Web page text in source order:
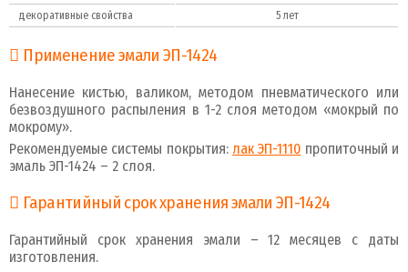
декоративные свойства
5 лет
Применение эмали ЭП-1424
Нанесение кистью, валиком, методом пневматического или
безвоздушного распыления в 1-2 слоя методом «мокрый по
мокрому».
Рекомендуемые системы покрытия: лак ЭП-1110 пропиточный и
эмаль ЭП-1424 – 2 слоя.
Гарантийный срок хранения эмали ЭП-1424
Гарантийный срок хранения эмали – 12 месяцев с даты
изготовления.